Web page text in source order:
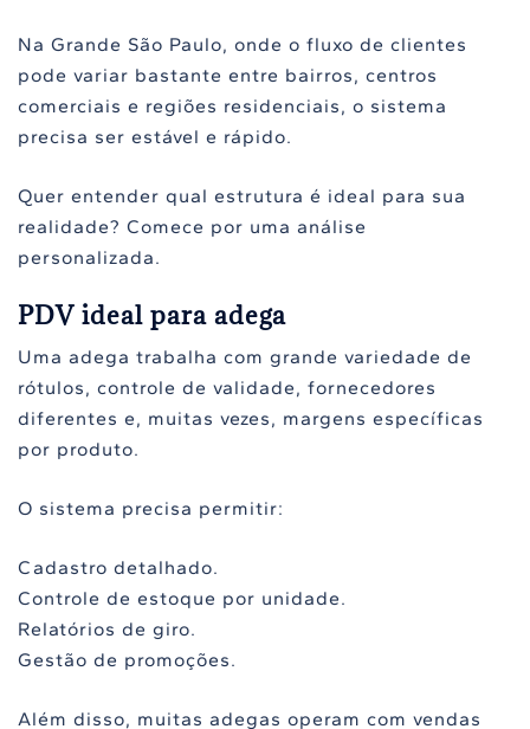
Na Grande São Paulo, onde o fluxo de clientes
pode variar bastante entre bairros, centros
comerciais e regiões residenciais, o sistema
precisa ser estável e rápido.
Quer entender qual estrutura é ideal para sua
realidade? Comece por uma análise
personalizada.
PDV ideal para adega
Uma adega trabalha com grande variedade de
rótulos, controle de validade, fornecedores
diferentes e, muitas vezes, margens específicas
por produto.
O sistema precisa permitir:
Cadastro detalhado.
Controle de estoque por unidade.
Relatórios de giro.
Gestão de promoções.
Além disso, muitas adegas operam com vendas